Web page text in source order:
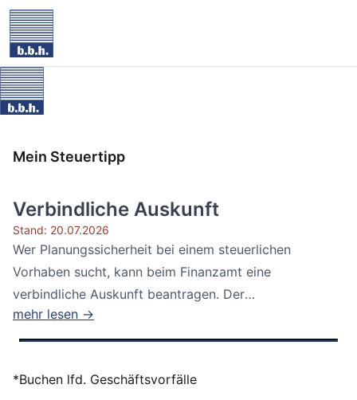
Mein Steuertipp
Verbindliche Auskunft
Stand: 20.07.2026
Wer Planungssicherheit bei einem steuerlichen
Vorhaben sucht, kann beim Finanzamt eine
verbindliche Auskunft beantragen. Der
Bundesfinanzhof...
mehr lesen →
*Buchen lfd. Geschäftsvorfälle